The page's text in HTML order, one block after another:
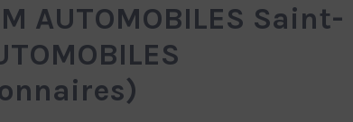
AUTOMOBILES Saint-